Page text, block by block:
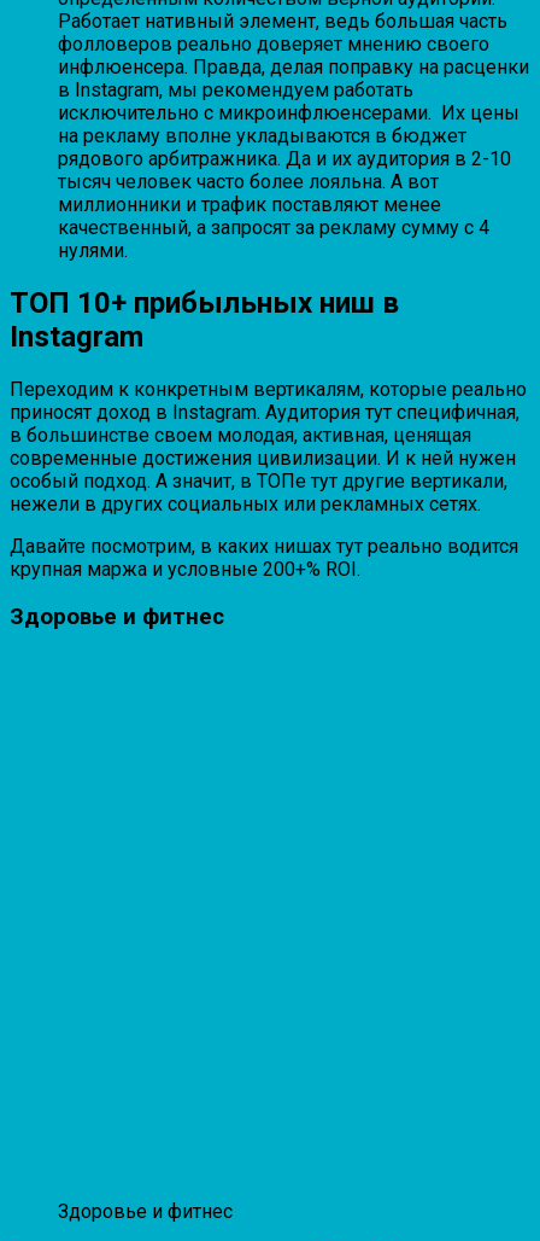
Работает нативный элемент, ведь большая часть
фолловеров реально доверяет мнению своего
инфлюенсера. Правда, делая поправку на расценки
в Instagram, мы рекомендуем работать
исключительно с микроинфлюенсерами. Их цены
на рекламу вполне укладываются в бюджет
рядового арбитражника. Да и их аудитория в 2-10
тысяч человек часто более лояльна. А вот
миллионники и трафик поставляют менее
качественный, а запросят за рекламу сумму с 4
нулями.
ТОП 10+ прибыльных ниш в
Instagram
Переходим к конкретным вертикалям, которые реально
приносят доход в Instagram. Аудитория тут специфичная,
в большинстве своем молодая, активная, ценящая
современные достижения цивилизации. И к ней нужен
особый подход. А значит, в ТОПе тут другие вертикали,
нежели в других социальных или рекламных сетях.
Давайте посмотрим, в каких нишах тут реально водится
крупная маржа и условные 200+% ROI.
Здоровье и фитнес
Здоровье и фитнес